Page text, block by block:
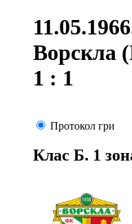
Ворскла
1 : 1
Протокол гри
Клас Б. 1